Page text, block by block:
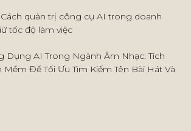
quản trị công cụ AI trong doanh
tốc độ làm việc
Dụng AI Trong Ngành Âm Nhạc: Tích
Để Tối Ưu Tìm Kiếm Tên Bài Hát Và